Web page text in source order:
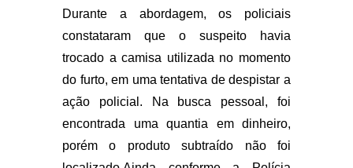
Durante a abordagem, os policiais
constataram que o suspeito havia
trocado a camisa utilizada no momento
do furto, em uma tentativa de despistar a
ação policial. Na busca pessoal, foi
encontrada uma quantia em dinheiro,
porém o produto subtraído não foi